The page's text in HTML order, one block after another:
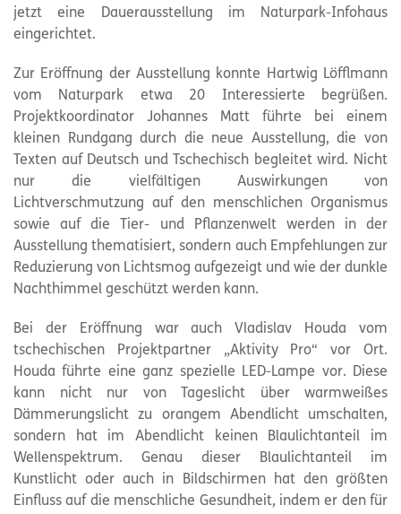
jetzt eine Dauerausstellung im
Naturpark-Infohaus
eingerichtet.
Zur Eröffnung der Ausstellung konnte Hartwig Löfflmann
vom Naturpark etwa 20 Interessierte begrüßen.
Projektkoordinator Johannes Matt führte bei einem
kleinen Rundgang durch die neue Ausstellung, die von
Texten auf Deutsch und Tschechisch begleitet wird. Nicht
nur die vielfältigen Auswirkungen von
Lichtverschmutzung auf den menschlichen Organismus
sowie auf die Tier- und Pflanzenwelt werden in der
Ausstellung thematisiert, sondern auch Empfehlungen zur
Reduzierung von Lichtsmog aufgezeigt und wie der dunkle
Nachthimmel geschützt werden kann.
Bei der Eröffnung war auch Vladislav Houda vom
tschechischen Projektpartner „Aktivity Pro“ vor Ort.
Houda führte eine ganz spezielle LED-Lampe vor. Diese
kann nicht nur von Tageslicht über warmweißes
Dämmerungslicht zu orangem Abendlicht umschalten,
sondern hat im Abendlicht keinen Blaulichtanteil im
Wellenspektrum. Genau dieser Blaulichtanteil im
Kunstlicht oder auch in Bildschirmen hat den größten
Einfluss auf die menschliche Gesundheit, indem er den für